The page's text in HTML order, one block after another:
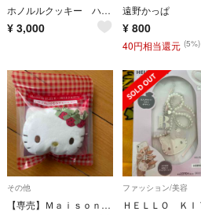
ホノルルクッキー ハローキティ マスコット ぬいぐるみチャーム BOOK
¥ 3,000
遠野かっぱ
¥ 800
40円相当還元 (5%)
その他
【専売】Ｍａｉｓｏｎ ｄｅ ＦＬＥＵＲ×ＨＥＬＬＯ ＫＩＴＴＹ いちごぬいぐるみ
ファッション/美容